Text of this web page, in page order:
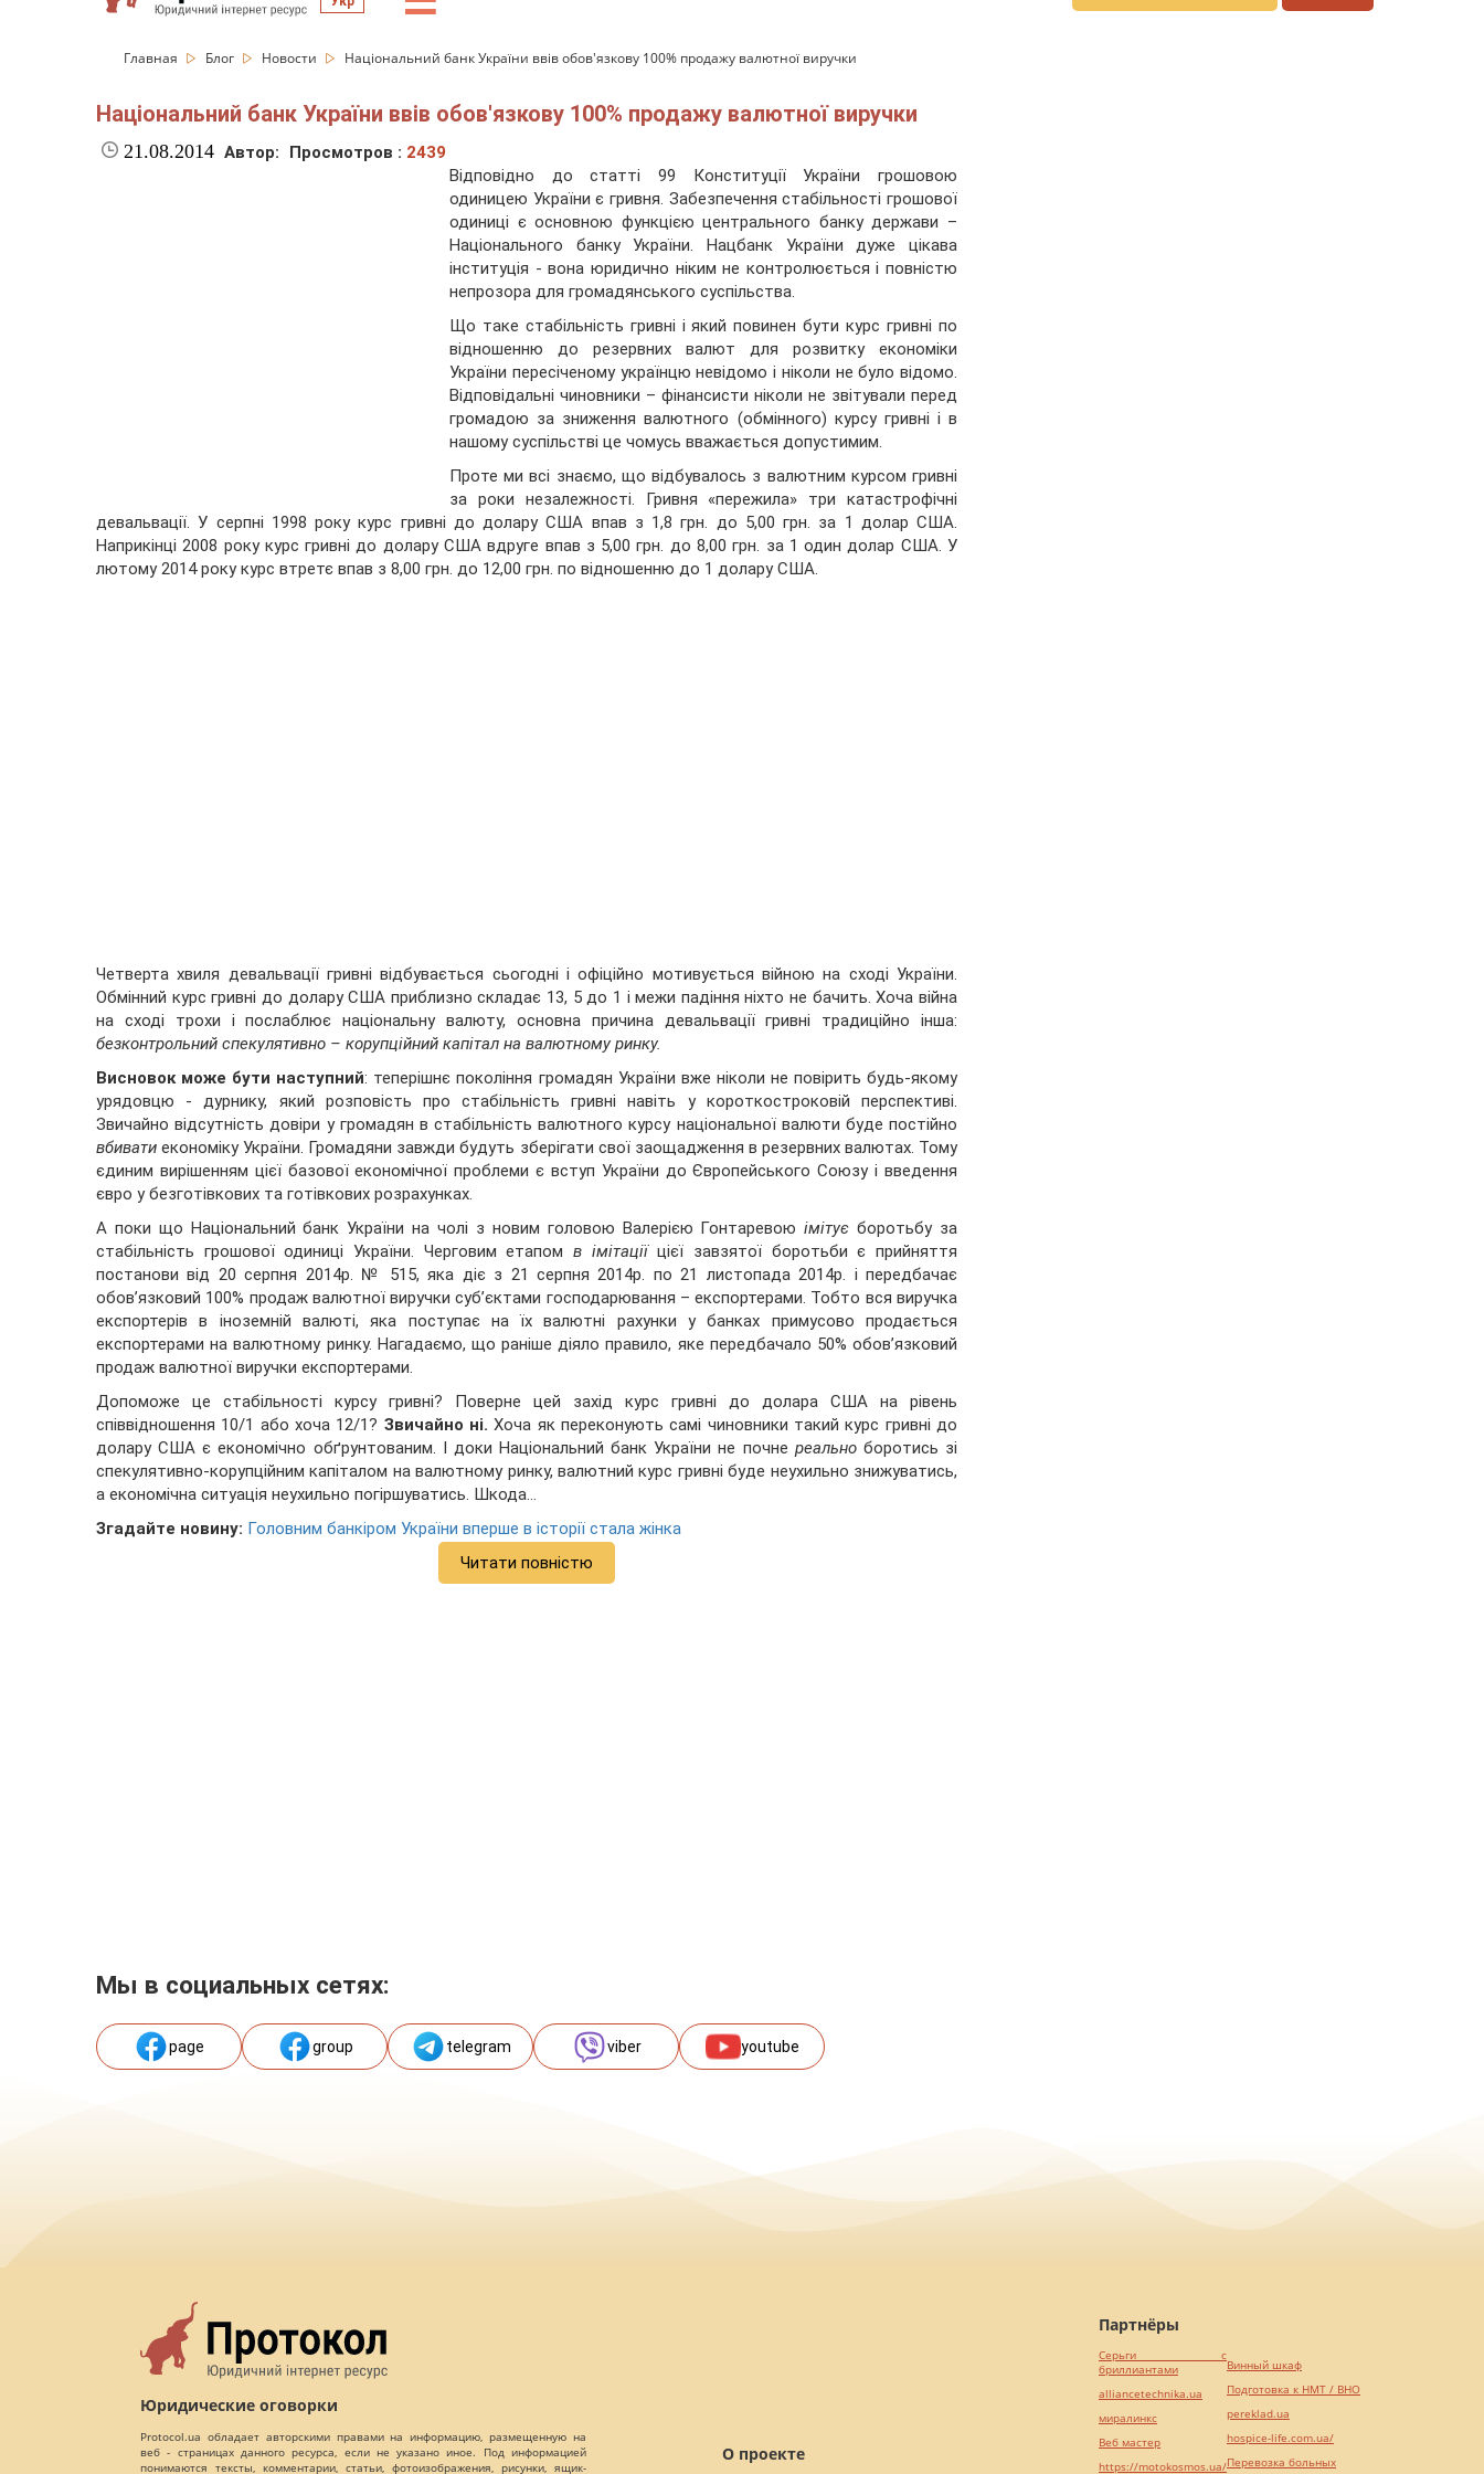
Главная Блог Новости Національний банк України ввів обов'язкову 100% продажу валютної виручки
Національний банк України ввів обов'язкову 100% продажу валютної виручки
21.08.2014 Автор: Просмотров : 2439
Відповідно до статті 99 Конституції України грошовою
одиницею України є гривня. Забезпечення стабільності грошової
одиниці є основною функцією центрального банку держави –
Національного банку України. Нацбанк України дуже цікава
інституція - вона юридично ніким не контролюється і повністю
непрозора для громадянського суспільства.
Що таке стабільність гривні і який повинен бути курс гривні по
відношенню до резервних валют для розвитку економіки
України пересіченому українцю невідомо і ніколи не було відомо.
Відповідальні чиновники – фінансисти ніколи не звітували перед
громадою за зниження валютного (обмінного) курсу гривні і в
нашому суспільстві це чомусь вважається допустимим.
Проте ми всі знаємо, що відбувалось з валютним курсом гривні
за роки незалежності. Гривня «пережила» три катастрофічні
девальвації. У серпні 1998 року курс гривні до долару США впав з 1,8 грн. до 5,00 грн. за 1 долар США.
Наприкінці 2008 року курс гривні до долару США вдруге впав з 5,00 грн. до 8,00 грн. за 1 один долар США. У
лютому 2014 року курс втретє впав з 8,00 грн. до 12,00 грн. по відношенню до 1 долару США.
Четверта хвиля девальвації гривні відбувається сьогодні і офіційно мотивується війною на сході України.
Обмінний курс гривні до долару США приблизно складає 13, 5 до 1 і межи падіння ніхто не бачить. Хоча війна
на сході трохи і послаблює національну валюту, основна причина девальвації гривні традиційно інша:
безконтрольний спекулятивно – корупційний капітал на валютному ринку.
Висновок може бути наступний: теперішнє покоління громадян України вже ніколи не повірить будь-якому
урядовцю - дурнику, який розповість про стабільність гривні навіть у короткостроковій перспективі.
Звичайно відсутність довіри у громадян в стабільність валютного курсу національної валюти буде постійно
вбивати економіку України. Громадяни завжди будуть зберігати свої заощадження в резервних валютах. Тому
єдиним вирішенням цієї базової економічної проблеми є вступ України до Європейського Союзу і введення
євро у безготівкових та готівкових розрахунках.
А поки що Національний банк України на чолі з новим головою Валерією Гонтаревоюімітуєборотьбу за
стабільність грошової одиниці України. Черговим етапом в імітаціїцієї завзятої боротьби є прийняття
постанови від 20 серпня 2014р. № 515, яка діє з 21 серпня 2014р. по 21 листопада 2014р. і передбачає
обов’язковий 100% продаж валютної виручки суб’єктами господарювання – експортерами. Тобто вся виручка
експортерів в іноземній валюті, яка поступає на їх валютні рахунки у банках примусово продається
експортерами на валютному ринку. Нагадаємо, що раніше діяло правило, яке передбачало 50% обов’язковий
продаж валютної виручки експортерами.
Допоможе це стабільності курсу гривні? Поверне цей захід курс гривні до долара США на рівень
співвідношення 10/1 або хоча 12/1? Звичайно ні. Хоча як переконують самі чиновники такий курс гривні до
долару США є економічно обґрунтованим. І доки Національний банк України не почне реально боротись зі
спекулятивно-корупційним капіталом на валютному ринку, валютний курс гривні буде неухильно знижуватись,
а економічна ситуація неухильно погіршуватись. Шкода…
Згадайте новину: Головним банкіром України вперше в історії стала жінка
Читати повністю
Мы в социальных сетях:
page group telegram viber youtube
Юридические оговорки
Protocol.ua обладает авторскими правами на информацию, размещенную на
веб - страницах данного ресурса, если не указано иное. Под информацией
понимаются тексты, комментарии, статьи, фотоизображения, рисунки, ящик-
О проекте
Партнёры
Серьги с
бриллиантами
alliancetechnika.ua
миралинкс
Веб мастер
https://motokosmos.ua/
Винный шкаф
Подготовка к НМТ / ВНО
pereklad.ua
hospice-life.com.ua/
Перевозка больных